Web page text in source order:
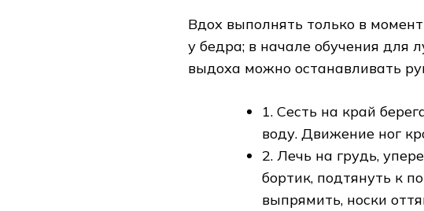
Вдох выполнять только в
у бедра; в начале обучения для
выдоха можно останавливать
1. Сесть на край
воду. Движение ног
2. Лечь на грудь,
бортик, подтянуть к
выпрямить, носки